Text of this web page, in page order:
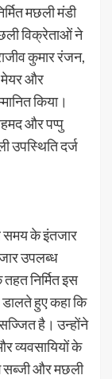
मछली मंडी
विक्रेताओं ने
कुमार रंजन,
मेयर और
किया।
और पप्पु
उपस्थिति दर्ज
समय के इंतजार
उपलब्ध
तहत निर्मित इस
हुए कहा कि
है। उन्होंने
व्यवसायियों के
सब्जी और मछली